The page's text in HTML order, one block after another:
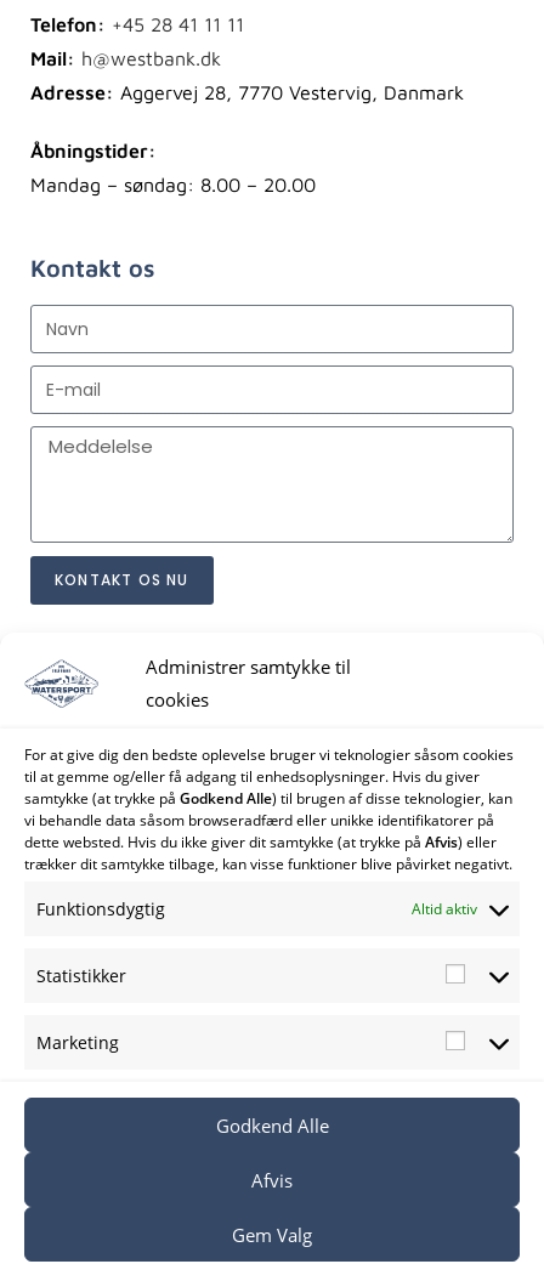
Administrer samtykke til
cookies
For at give dig den bedste oplevelse bruger vi teknologier såsom cookies
til at gemme og/eller få adgang til enhedsoplysninger. Hvis du giver
samtykke (at trykke på Godkend Alle) til brugen af disse teknologier, kan
vi behandle data såsom browseradfærd eller unikke identifikatorer på
dette websted. Hvis du ikke giver dit samtykke (at trykke på Afvis) eller
trækker dit samtykke tilbage, kan visse funktioner blive påvirket negativt.
Funktionsdygtig Altid aktiv
Statistikker
Marketing
Godkend Alle
Afvis
Gem Valg
Telefon: +45 28 41 11 11
Mail: h@westbank.dk
Adresse: Aggervej 28, 7770 Vestervig, Danmark
Åbningstider:
Mandag – søndag: 8.00 – 20.00
Kontakt os
KONTAKT OS NU
personoplysninger sendt i denne formular
Find os her
Cookiepolitik
– Webbureau i Nordjylland